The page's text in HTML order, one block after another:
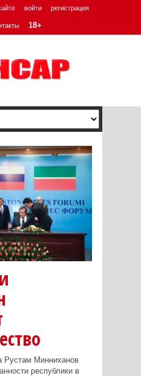
войти регистрация
18+
Рустам Минниханов
республики в